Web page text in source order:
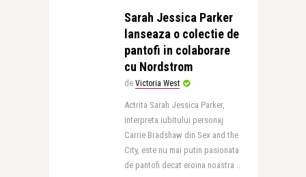
Sarah Jessica Parker
lanseaza o colectie de
pantofi in colaborare
cu Nordstrom
de Victoria West
Actrita Sarah Jessica Parker,
interpreta iubitului personaj
Carrie Bradshaw din Sex and the
City, este nu mai putin pasionata
de pantofi decat eroina noastra ..